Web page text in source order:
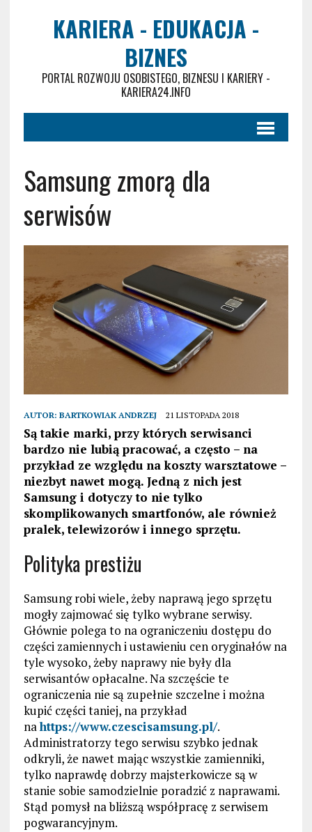
KARIERA - EDUKACJA -
BIZNES
PORTAL ROZWOJU OSOBISTEGO, BIZNESU I KARIERY -
KARIERA24.INFO
Samsung zmorą dla
serwisów
AUTOR: BARTKOWIAK ANDRZEJ 21 LISTOPADA 2018
Są takie marki, przy których serwisanci
bardzo nie lubią pracować, a często – na
przykład ze względu na koszty warsztatowe –
niezbyt nawet mogą. Jedną z nich jest
Samsung i dotyczy to nie tylko
skomplikowanych smartfonów, ale również
pralek, telewizorów i innego sprzętu.
Polityka prestiżu
Samsung robi wiele, żeby naprawą jego sprzętu
mogły zajmować się tylko wybrane serwisy.
Głównie polega to na ograniczeniu dostępu do
części zamiennych i ustawieniu cen oryginałów na
tyle wysoko, żeby naprawy nie były dla
serwisantów opłacalne. Na szczęście te
ograniczenia nie są zupełnie szczelne i można
kupić części taniej, na przykład
nahttps://www.czescisamsung.pl/.
Administratorzy tego serwisu szybko jednak
odkryli, że nawet mając wszystkie zamienniki,
tylko naprawdę dobrzy majsterkowicze są w
stanie sobie samodzielnie poradzić z naprawami.
Stąd pomysł na bliższą współpracę z serwisem
pogwarancyjnym.